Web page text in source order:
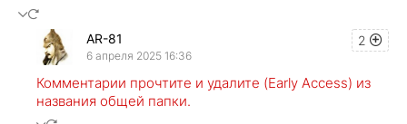
2
AR-81
6 апреля 2025 16:36
Комментарии прочтите и удалите (Early Access) из
названия общей папки.